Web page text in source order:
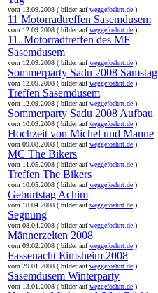
vom 13.09.2008 ( bilder aufweggefoehnt.de )
11 Motorradtreffen Sasemdusem
vom 12.09.2008 ( bilder aufweggefoehnt.de )
11. Motorradtreffen des MF
Sasemdusem
vom 12.09.2008 ( bilder aufweggefoehnt.de )
Sommerparty Sadu 2008 Samstag
vom 12.09.2008 ( bilder aufweggefoehnt.de )
Treffen Sasemdusem
vom 12.09.2008 ( bilder aufweggefoehnt.de )
Sommerparty Sadu 2008 Aufbau
vom 10.09.2008 ( bilder aufweggefoehnt.de )
Hochzeit von Michel und Manne
vom 09.08.2008 ( bilder aufweggefoehnt.de )
MC The Bikers
vom 11.05.2008 ( bilder aufweggefoehnt.de )
Treffen The Bikers
vom 10.05.2008 ( bilder aufweggefoehnt.de )
Geburtstag Achim
vom 18.04.2008 ( bilder aufweggefoehnt.de )
Segnung
vom 08.04.2008 ( bilder aufweggefoehnt.de )
Männerzelten 2008
vom 09.02.2008 ( bilder aufweggefoehnt.de )
Fassenacht Eimsheim 2008
vom 29.01.2008 ( bilder aufweggefoehnt.de )
Sasemdusem Winterparty
vom 13.01.2008 ( bilder aufweggefoehnt.de )